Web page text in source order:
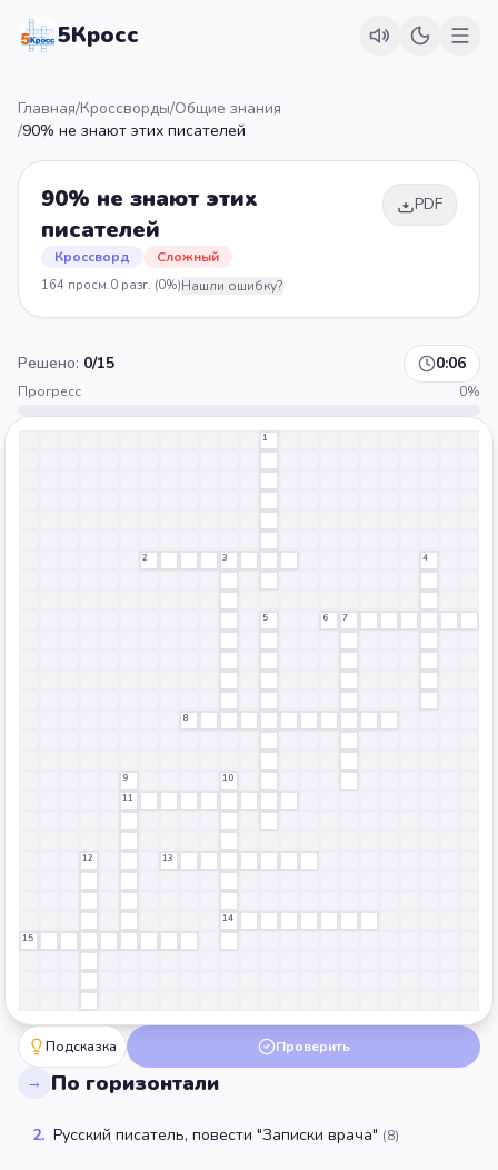
5Кросс
Главная/Кроссворды/Общие знания
/90% не знают этих писателей
90% не знают этих
писателей
Кроссворд Сложный
PDF
164 просм.0 разг. (0%)Нашли ошибку?
Решено: 0/15 0:06
Прогресс 0%
1
2 3 4
5 6 7
8
9
10
11
12 13
14
15
Подсказка Проверить
→ По горизонтали
2. Русский писатель, повести "Записки врача" (8)